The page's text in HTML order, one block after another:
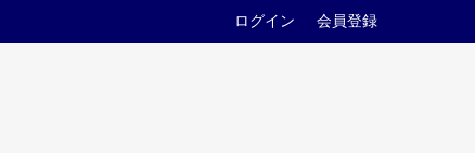
ログイン 会員登録